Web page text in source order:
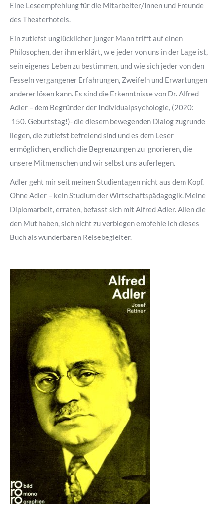
Eine Leseempfehlung für die Mitarbeiter/Innen und Freunde
des Theaterhotels.
Ein zutiefst unglücklicher junger Mann trifft auf einen
Philosophen, der ihm erklärt, wie jeder von uns in der Lage ist,
sein eigenes Leben zu bestimmen, und wie sich jeder von den
Fesseln vergangener Erfahrungen, Zweifeln und Erwartungen
anderer lösen kann. Es sind die Erkenntnisse von Dr. Alfred
Adler – dem Begründer der Individualpsychologie, (2020:
150. Geburtstag!)- die diesem bewegenden Dialog zugrunde
liegen, die zutiefst befreiend sind und es dem Leser
ermöglichen, endlich die Begrenzungen zu ignorieren, die
unsere Mitmenschen und wir selbst uns auferlegen.
Adler geht mir seit meinen Studientagen nicht aus dem Kopf.
Ohne Adler – kein Studium der Wirtschaftspädagogik. Meine
Diplomarbeit, erraten, befasst sich mit Alfred Adler. Allen die
den Mut haben, sich nicht zu verbiegen empfehle ich dieses
Buch als wunderbaren Reisebegleiter.